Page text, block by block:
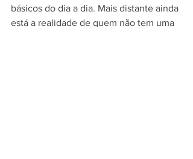
básicos do dia a dia. Mais distante ainda
está a realidade de quem não tem uma